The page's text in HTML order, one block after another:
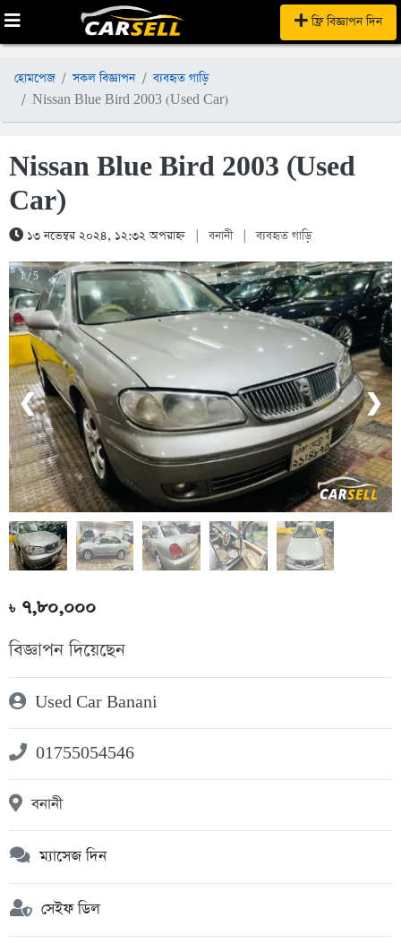
ফ্রি বিজ্ঞাপন দিন
হোমপেজ সকল বিজ্ঞাপন
ব্যবহৃত গাড়ি
Nissan Blue Bird 2003 (Used Car)
Nissan Blue Bird 2003 (Used
Car)
১৩ নভেম্বর ২০২৪, ১২:৩২ অপরাহ্ন বনানী ব্যবহৃত গাড়ি
1 / 5
❮ ❯
৳৭,৮০,০০০
বিজ্ঞাপন দিয়েছেন
Used Car Banani
01755054546
বনানী
ম্যাসেজ দিন
সেইফ ডিল